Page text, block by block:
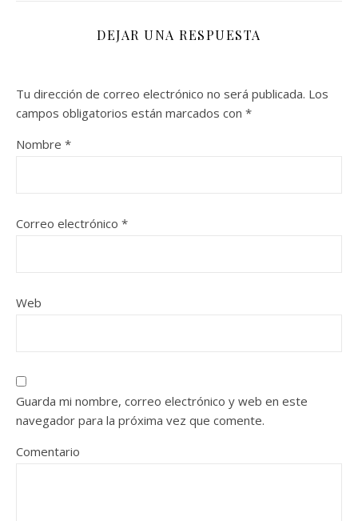
DEJAR UNA RESPUESTA
Tu dirección de correo electrónico no será publicada. Los
campos obligatorios están marcados con *
Nombre *
Correo electrónico *
Web
Guarda mi nombre, correo electrónico y web en este
navegador para la próxima vez que comente.
Comentario